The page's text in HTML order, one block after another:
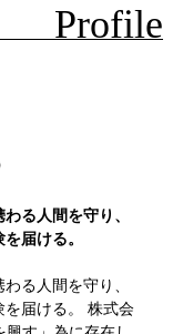
Profile
る人間を守り、
届ける。
る人間を守り、
を届ける。 株式会